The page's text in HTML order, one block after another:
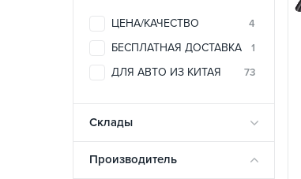
ЦЕНА/КАЧЕСТВО 4
БЕСПЛАТНАЯ ДОСТАВКА 1
ДЛЯ АВТО ИЗ КИТАЯ 73
Склады
Производитель